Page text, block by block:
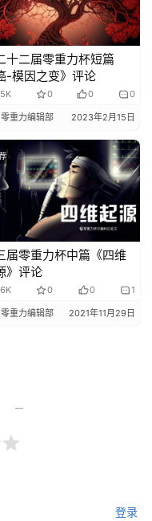
十二届零重力杯短篇
-模因之变》评论
0 0 0
零重力编辑部 2023年2月15日
届零重力杯中篇《四维
》评论
0 0 1
零重力编辑部 2021年11月29日
登录